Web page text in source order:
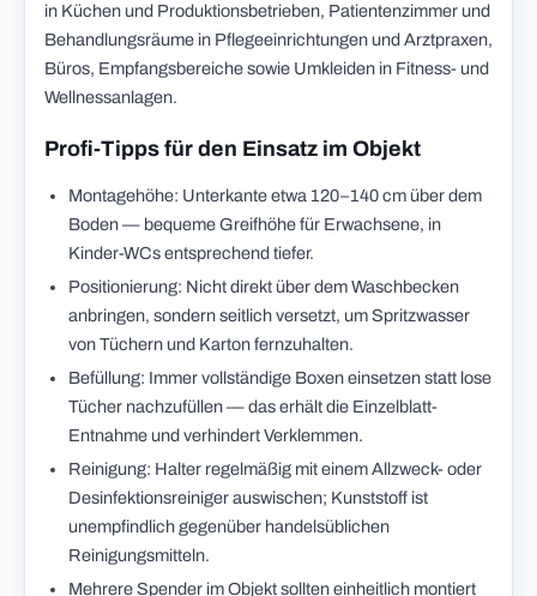
in Küchen und Produktionsbetrieben, Patientenzimmer und
Behandlungsräume in Pflegeeinrichtungen und Arztpraxen,
Büros, Empfangsbereiche sowie Umkleiden in Fitness- und
Wellnessanlagen.
Profi-Tipps für den Einsatz im Objekt
Montagehöhe: Unterkante etwa 120–140 cm über dem
Boden — bequeme Greifhöhe für Erwachsene, in
Kinder-WCs entsprechend tiefer.
Positionierung: Nicht direkt über dem Waschbecken
anbringen, sondern seitlich versetzt, um Spritzwasser
von Tüchern und Karton fernzuhalten.
Befüllung: Immer vollständige Boxen einsetzen statt lose
Tücher nachzufüllen — das erhält die Einzelblatt-
Entnahme und verhindert Verklemmen.
Reinigung: Halter regelmäßig mit einem Allzweck- oder
Desinfektionsreiniger auswischen; Kunststoff ist
unempfindlich gegenüber handelsüblichen
Reinigungsmitteln.
Mehrere Spender im Objekt sollten einheitlich montiert